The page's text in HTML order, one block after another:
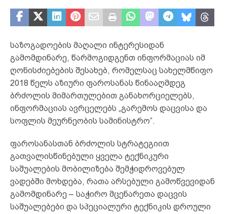
საზოგადოების მაღალი ინტერესიდან
გამომდინარე, წარმოგიდგენთ ინფორმაციას იმ
ღონისძიებების შესახებ, რომელსაც სახელმწიფო
2018 წელს აზიური ფაროსანას წინააღმდეგ
ბრძოლის მიმართულებით განახორციელებს,
ინფორმაციას ავრცელებს „გარემოს დაცვისა და
სოფლის მეურნეობის სამინისტრო”.
ფაროსანასთან ბრძოლის სტრატეგიით
გათვალისწინებული ყველა ტექნიკური
საშუალების მობილიზება შემჭიდროვებულ
ვადებში მოხდება, რათა არსებული გამოწვევიდან
გამომდინარე – საჭირო მცენარეთა დაცვის
საშუალებები და სპეციალური ტექნიკის დროული